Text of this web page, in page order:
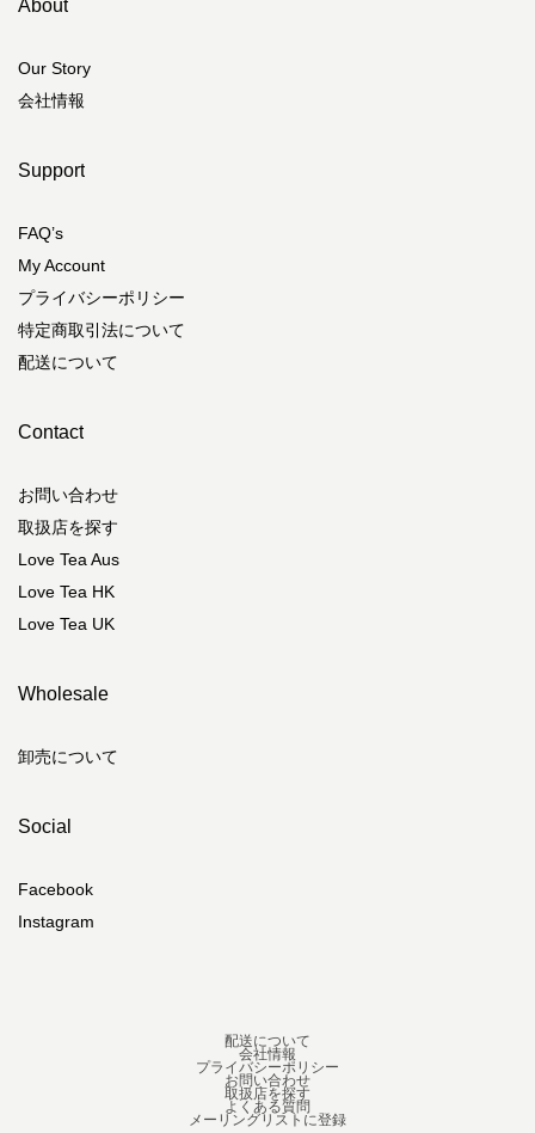
About
Our Story
会社情報
Support
FAQ’s
My Account
プライバシーポリシー
特定商取引法について
配送について
Contact
お問い合わせ
取扱店を探す
Love Tea Aus
Love Tea HK
Love Tea UK
Wholesale
卸売について
Social
Facebook
Instagram
配送について
会社情報
プライバシーポリシー
お問い合わせ
取扱店を探す
よくある質問
メーリングリストに登録